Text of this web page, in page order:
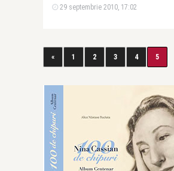
29 septembrie 2010, 17:02
« 1 2 3 4 5